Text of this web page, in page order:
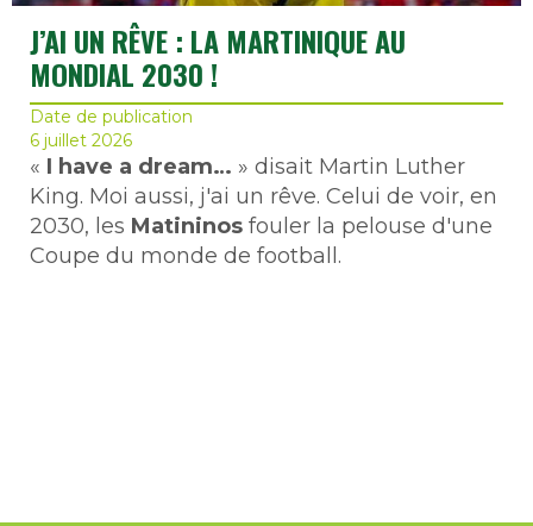
J’AI UN RÊVE : LA MARTINIQUE AU
MONDIAL 2030 !
Date de publication
6 juillet 2026
« I have a dream… » disait Martin Luther
King. Moi aussi, j'ai un rêve. Celui de voir, en
2030, les Matininos fouler la pelouse d'une
Coupe du monde de football.